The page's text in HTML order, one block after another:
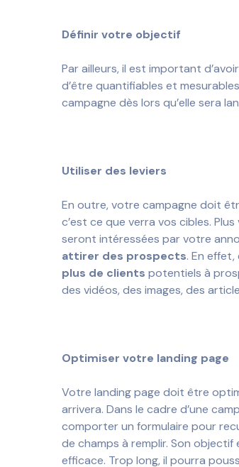
Définir votre objectif
Par ailleurs, il est important
d’être quantifiables et
campagne dès lors qu’elle sera
Utiliser des leviers
En outre, votre campagne doit
c’est ce que verra vos cibles.
seront intéressées par votre
attirer des prospects. En
plus de clients potentiels à
des vidéos, des images, des
Optimiser votre landing page
Votre landing page doit être
arrivera. Dans le cadre d’une
comporter un formulaire pour
de champs à remplir. Son
efficace. Trop long, il pourra